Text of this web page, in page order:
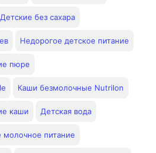
Детские без сахара
Недорогое детское питание
пюре
Каши безмолочные Nutrilon
каши Детская вода
молочное питание